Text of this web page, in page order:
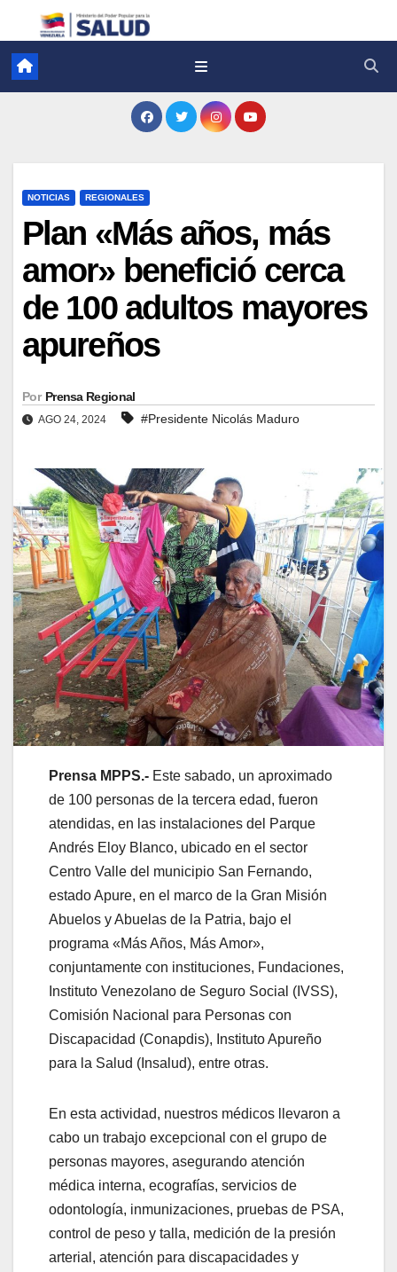
NOTICIAS REGIONALES
Plan «Más años, más
amor» benefició cerca
de 100 adultos mayores
apureños
Por Prensa Regional
AGO 24, 2024 #Presidente Nicolás Maduro
Prensa MPPS.- Este sabado, un aproximado
de 100 personas de la tercera edad, fueron
atendidas, en las instalaciones del Parque
Andrés Eloy Blanco, ubicado en el sector
Centro Valle del municipio San Fernando,
estado Apure, en el marco de la Gran Misión
Abuelos y Abuelas de la Patria, bajo el
programa «Más Años, Más Amor»,
conjuntamente con instituciones, Fundaciones,
Instituto Venezolano de Seguro Social (IVSS),
Comisión Nacional para Personas con
Discapacidad (Conapdis), Instituto Apureño
para la Salud (Insalud), entre otras.
En esta actividad, nuestros médicos llevaron a
cabo un trabajo excepcional con el grupo de
personas mayores, asegurando atención
médica interna, ecografías, servicios de
odontología, inmunizaciones, pruebas de PSA,
control de peso y talla, medición de la presión
arterial, atención para discapacidades y